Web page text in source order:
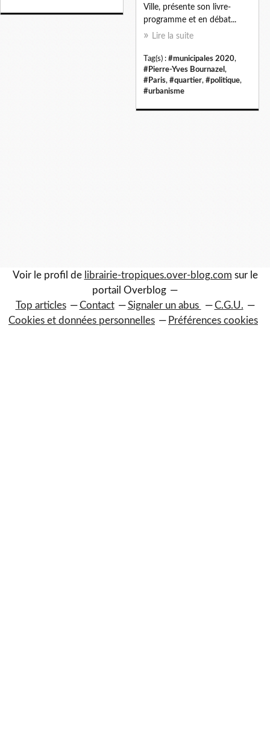
Ville, présente son livre-
programme et en débat...
Lire la suite
Tag(s) : #municipales 2020,
#Pierre-Yves Bournazel ,
#Paris, #quartier, #politique,
#urbanisme
Voir le profil de librairie-tropiques.over-blog.com sur le
portail Overblog
Top articles
Contact Signaler un abus
C.G.U.
Cookies et données personnelles
Préférences cookies